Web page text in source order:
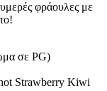
φράουλες με
σε PG)
Strawberry Kiwi